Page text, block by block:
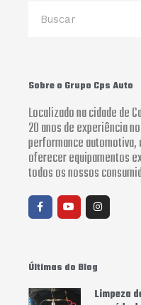
Sobre o Grupo Cps Auto
Localizado na cidade de
20 anos de experiência
performance automotiva,
oferecer equipamentos
todos os nossos
F
a
c
k
f
Y
o
u
I
n
s
a
Últimas do Blog
Limpeza